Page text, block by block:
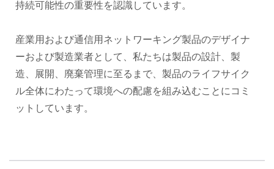
持続可能性の重要性を認識しています。
産業用および通信用ネットワーキング製品のデザイナ
ーおよび製造業者として、私たちは製品の設計、製
造、展開、廃棄管理に至るまで、製品のライフサイク
ル全体にわたって環境への配慮を組み込むことにコミ
ットしています。